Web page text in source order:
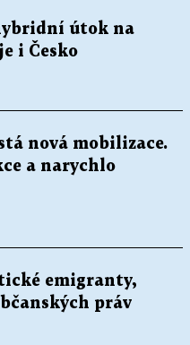
útok na
i Česko
nová mobilizace.
a narychlo
emigranty,
práv